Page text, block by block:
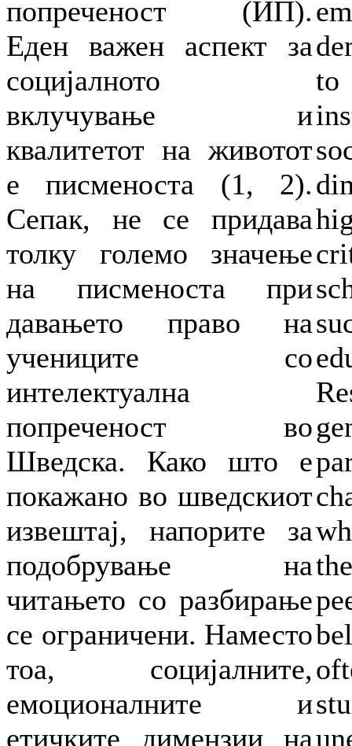
попреченост (ИП).
Еден важен аспект за
социјалното
вклучување и
квалитетот на животот
е писменоста (1, 2).
Сепак, не се придава
толку големо значење
на писменоста при
давањето право на
учениците со
интелектуална
попреченост во
Шведска. Како што е
покажано во шведскиот
извештај, напорите за
подобрување на
читањето со разбирање
се ограничени. Наместо
тоа, социјалните,
емоционалните и
етичките димензии на
to